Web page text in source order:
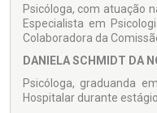
Psicóloga, com atuação
Especialista em
Colaboradora da
DANIELA SCHMIDT DA
Psicóloga, graduanda
Hospitalar durante